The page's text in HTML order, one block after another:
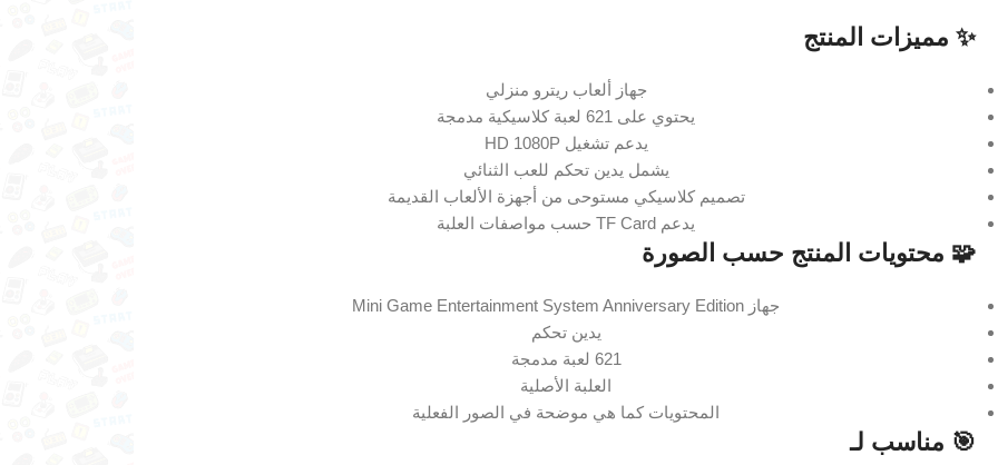
✨ مميزات المنتج
جهاز ألعاب ريترو منزلي
يحتوي على 621 لعبة كلاسيكية مدمجة
يدعم تشغيل HD 1080P
يشمل يدين تحكم للعب الثنائي
تصميم كلاسيكي مستوحى من أجهزة الألعاب القديمة
يدعم TF Card حسب مواصفات العلبة
🧩 محتويات المنتج حسب الصورة
جهاز Mini Game Entertainment System Anniversary Edition
يدين تحكم
621 لعبة مدمجة
العلبة الأصلية
المحتويات كما هي موضحة في الصور الفعلية
🎯 مناسب لـ